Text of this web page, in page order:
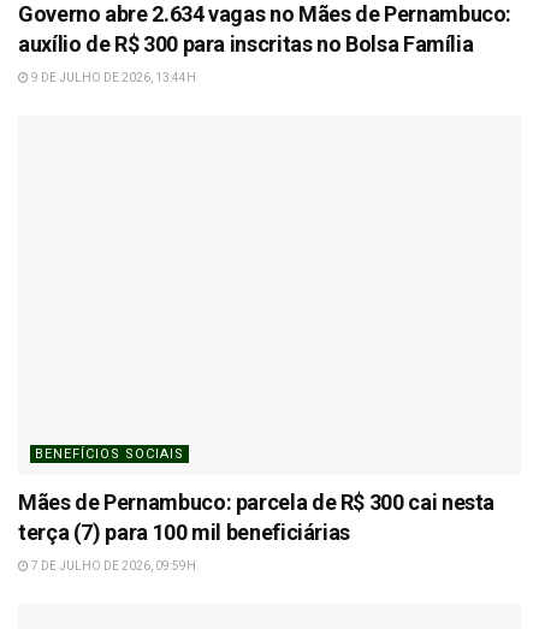
Governo abre 2.634 vagas no Mães de Pernambuco:
auxílio de R$ 300 para inscritas no Bolsa Família
9 DE JULHO DE 2026, 13:44H
BENEFÍCIOS SOCIAIS
Mães de Pernambuco: parcela de R$ 300 cai nesta
terça (7) para 100 mil beneficiárias
7 DE JULHO DE 2026, 09:59H